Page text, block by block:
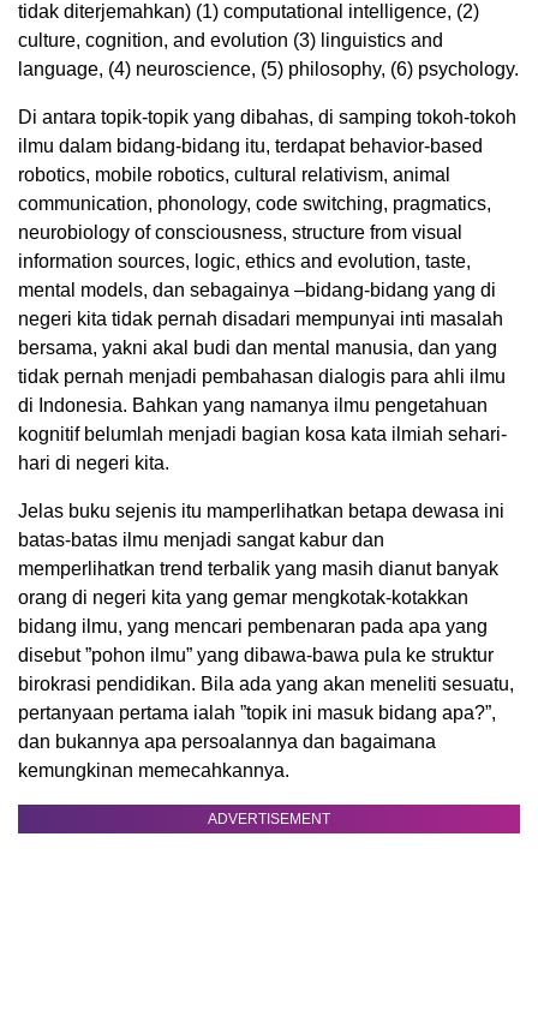
tidak diterjemahkan) (1) computational intelligence, (2)
culture, cognition, and evolution (3) linguistics and
language, (4) neuroscience, (5) philosophy, (6) psychology.
Di antara topik-topik yang dibahas, di samping tokoh-tokoh
ilmu dalam bidang-bidang itu, terdapat behavior-based
robotics, mobile robotics, cultural relativism, animal
communication, phonology, code switching, pragmatics,
neurobiology of consciousness, structure from visual
information sources, logic, ethics and evolution, taste,
mental models, dan sebagainya –bidang-bidang yang di
negeri kita tidak pernah disadari mempunyai inti masalah
bersama, yakni akal budi dan mental manusia, dan yang
tidak pernah menjadi pembahasan dialogis para ahli ilmu
di Indonesia. Bahkan yang namanya ilmu pengetahuan
kognitif belumlah menjadi bagian kosa kata ilmiah sehari-
hari di negeri kita.
Jelas buku sejenis itu mamperlihatkan betapa dewasa ini
batas-batas ilmu menjadi sangat kabur dan
memperlihatkan trend terbalik yang masih dianut banyak
orang di negeri kita yang gemar mengkotak-kotakkan
bidang ilmu, yang mencari pembenaran pada apa yang
disebut ”pohon ilmu” yang dibawa-bawa pula ke struktur
birokrasi pendidikan. Bila ada yang akan meneliti sesuatu,
pertanyaan pertama ialah ”topik ini masuk bidang apa?”,
dan bukannya apa persoalannya dan bagaimana
kemungkinan memecahkannya.
ADVERTISEMENT